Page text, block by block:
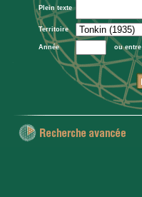
Plein texte
Territoire
Année ou entre